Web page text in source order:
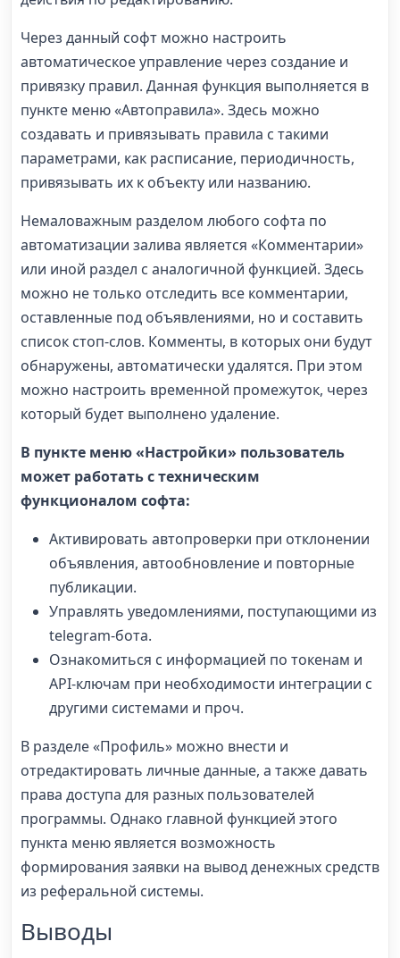
Через данный софт можно настроить
автоматическое управление через создание и
привязку правил. Данная функция выполняется в
пункте меню «Автоправила». Здесь можно
создавать и привязывать правила с такими
параметрами, как расписание, периодичность,
привязывать их к объекту или названию.
Немаловажным разделом любого софта по
автоматизации залива является «Комментарии»
или иной раздел с аналогичной функцией. Здесь
можно не только отследить все комментарии,
оставленные под объявлениями, но и составить
список стоп-слов. Комменты, в которых они будут
обнаружены, автоматически удалятся. При этом
можно настроить временной промежуток, через
который будет выполнено удаление.
В пункте меню «Настройки» пользователь
может работать с техническим
функционалом софта:
Активировать автопроверки при отклонении
объявления, автообновление и повторные
публикации.
Управлять уведомлениями, поступающими из
telegram-бота.
Ознакомиться с информацией по токенам и
API-ключам при необходимости интеграции с
другими системами и проч.
В разделе «Профиль» можно внести и
отредактировать личные данные, а также давать
права доступа для разных пользователей
программы. Однако главной функцией этого
пункта меню является возможность
формирования заявки на вывод денежных средств
из реферальной системы.
Выводы